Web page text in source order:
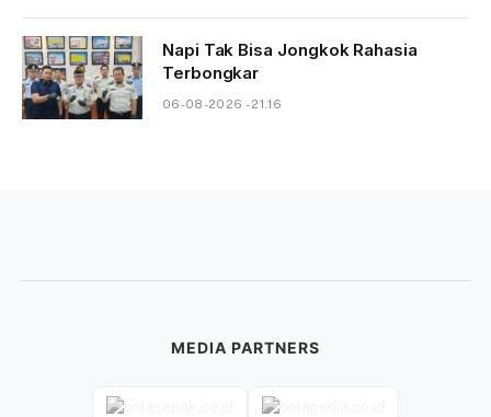
Napi Tak Bisa Jongkok Rahasia
Terbongkar
06-08-2026 - 21.16
MEDIA PARTNERS